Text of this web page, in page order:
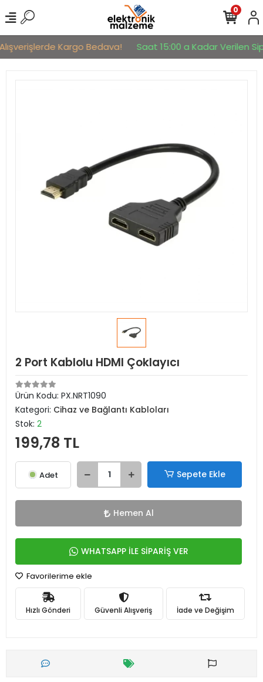
Kargo Bedava! Saat 15:00 a Kadar Verilen
0
2 Port Kablolu HDMI Çoklayıcı
Ürün Kodu: PX.NRT1090
Kategori: Cihaz ve Bağlantı Kabloları
Stok: 2
199,78 TL
Adet Sepete Ekle
Hemen Al
WHATSAPP İLE SİPARİŞ VER
Favorilerime ekle
Hızlı Gönderi Güvenli Alışveriş İade ve Değişim